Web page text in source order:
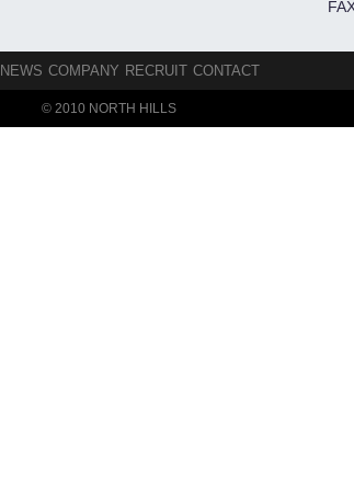
NEWS COMPANY RECRUIT CONTACT
© 2010 NORTH HILLS